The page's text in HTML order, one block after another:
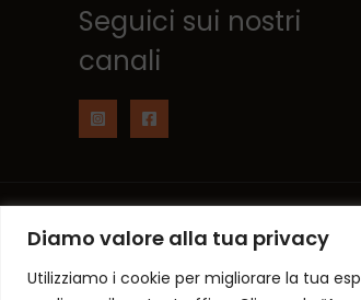
Diamo valore alla tua privacy
Utilizziamo i cookie per migliorare la tua
Seguici sui nostri
canali
Copyright © 2026 NumberOne